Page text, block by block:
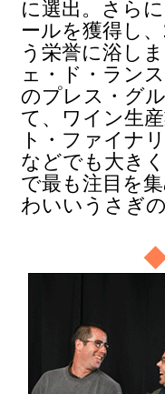
に選出。さら
ールを獲得し
う栄誉に浴し
ェ・ド・ラン
のプレス・グ
て、ワイン生
ト・ファイナ
などでも大き
で最も注目を
わいいうさぎ
◆